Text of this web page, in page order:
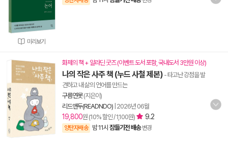
미리보기
화제의 책 + 알라딘 굿즈 (이벤트 도서 포함, 국내도서 3만원 이상)
나의 작은 사주 책 (누드 사철 제본) - 타고난 강점을 발
견하고 내 삶의 언어를 만드는
구름연못(지은이)
리드앤두(READNDO) 2026년 06월
19,800원 (10% 할인 / 1,100원) 9.2
양탄자배송 밤 11시 잠들기전 배송 변경